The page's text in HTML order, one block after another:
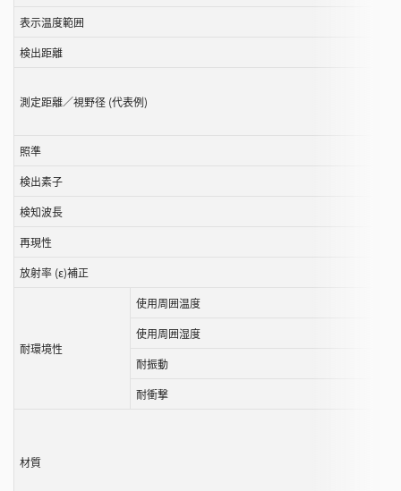
表示温度範囲
検出距離
測定距離／視野径 (代表例)
照準
検出素子
検知波長
再現性
放射率 (ε)補正
耐環境性
使用周囲温度
使用周囲湿度
耐振動
耐衝撃
材質